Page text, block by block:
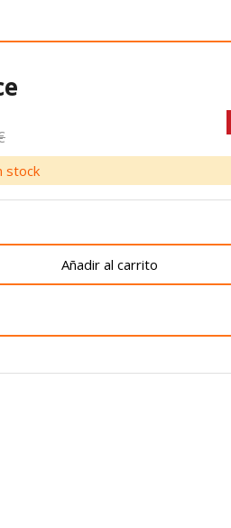
stock
Añadir al carrito